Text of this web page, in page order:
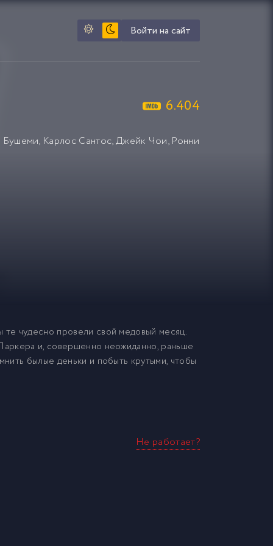
Войти на сайт
6.404
Бушеми, Карлос Сантос,Джейк Чои, Ронни
чудесно провели свой медовый месяц.
и, совершенно неожиданно, раньше
былые деньки и побыть крутыми, чтобы
Не работает?